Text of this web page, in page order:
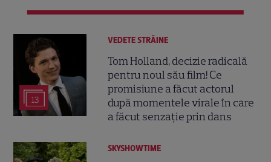
13
VEDETE STRĂINE
Tom Holland, decizie radicală
pentru noul său film! Ce
promisiune a făcut actorul
după momentele virale în care
a făcut senzație prin dans
SKYSHOWTIME